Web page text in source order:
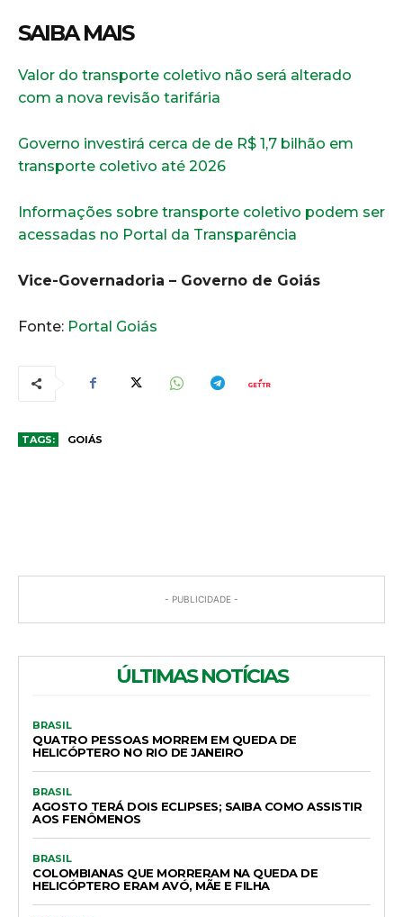
SAIBA MAIS
Valor do transporte coletivo não será alterado
com a nova revisão tarifária
Governo investirá cerca de de R$ 1,7 bilhão em
transporte coletivo até 2026
Informações sobre transporte coletivo podem ser
acessadas no Portal da Transparência
Vice-Governadoria – Governo de Goiás
Fonte: Portal Goiás
TAGS: GOIÁS
- PUBLICIDADE -
ÚLTIMAS NOTÍCIAS
BRASIL
QUATRO PESSOAS MORREM EM QUEDA DE
HELICÓPTERO NO RIO DE JANEIRO
BRASIL
AGOSTO TERÁ DOIS ECLIPSES; SAIBA COMO ASSISTIR
AOS FENÔMENOS
BRASIL
COLOMBIANAS QUE MORRERAM NA QUEDA DE
HELICÓPTERO ERAM AVÓ, MÃE E FILHA